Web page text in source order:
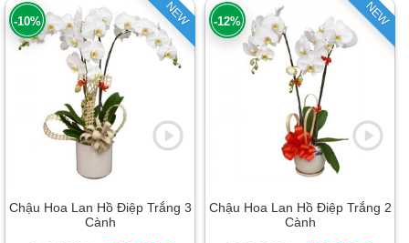
NEW
-10%
Chậu Hoa Lan Hồ Điệp Trắng 3
Cành
NEW
-12%
Chậu Hoa Lan Hồ Điệp Trắng 2
Cành